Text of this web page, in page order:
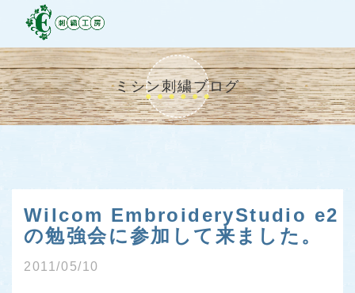
ミシン刺繍ブログ
Wilcom EmbroideryStudio e2
の勉強会に参加して来ました。
2011/05/10